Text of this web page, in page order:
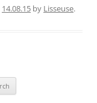
14.08.15 by Lisseuse.